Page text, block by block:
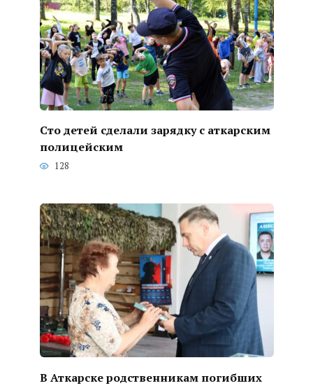
Сто детей сделали зарядку с аткарским
полицейским
128
В Аткарске родственникам погибших